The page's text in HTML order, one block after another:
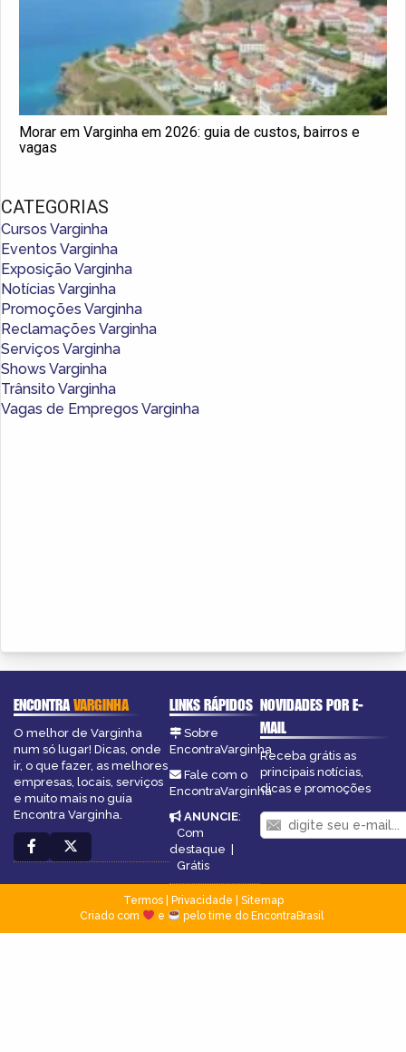
Morar em Varginha em 2026: guia de custos, bairros e
vagas
CATEGORIAS
Cursos Varginha
Eventos Varginha
Exposição Varginha
Notícias Varginha
Promoções Varginha
Reclamações Varginha
Serviços Varginha
Shows Varginha
Trânsito Varginha
Vagas de Empregos Varginha
ENCONTRAVARGINHA
O melhor de Varginha
num só lugar! Dicas, onde
ir, o que fazer, as melhores
empresas, locais, serviços
e muito mais no guia
Encontra Varginha.
LINKS RÁPIDOS
Sobre
EncontraVarginha
Fale com o
EncontraVarginha
ANUNCIE:
Com
destaque
Grátis
NOVIDADES POR E-
MAIL
Receba grátis as
principais notícias,
dicas e promoções
Termos| Privacidade
Sitemap
Criado com
e pelo time do EncontraBrasil